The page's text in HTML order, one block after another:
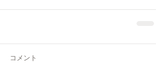
コメント